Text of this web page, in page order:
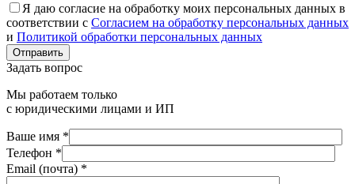
Я даю согласие на обработку моих персональных данных в
соответствии с Согласием на обработку персональных данных
и Политикой обработки персональных данных
Отправить
Задать вопрос
Мы работаем только
с юридическими лицами и ИП
Ваше имя *
Телефон *
Email (почта) *